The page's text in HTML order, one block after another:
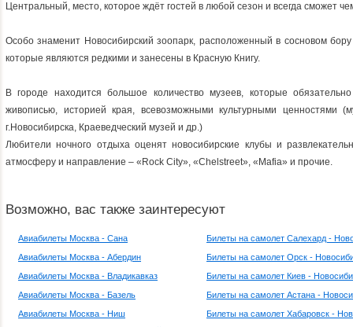
Центральный, место, которое ждёт гостей в любой сезон и всегда сможет
Особо знаменит Новосибирский зоопарк, расположенный в сосновом
которые являются редкими и занесены в Красную Книгу.
В городе находится большое количество музеев, которые
живописью, историей края, всевозможными культурными ценностями
г.Новосибирска, Краеведческий музей и др.)
Любители ночного отдыха оценят новосибирские клубы и
атмосферу и направление – «Rock City», «Chelstreet», «Mafia» и прочие.
Возможно, вас также заинтересуют
Авиабилеты Москва - Сана
Авиабилеты Москва - Абердин
Авиабилеты Москва - Владикавказ
Авиабилеты Москва - Базель
Авиабилеты Москва - Ниш
Билеты на самолет Салехард -
Билеты на самолет Орск -
Билеты на самолет Киев -
Билеты на самолет Астана -
Билеты на самолет Хабаровск -